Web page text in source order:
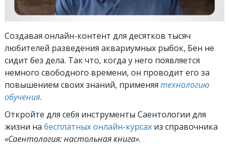
Создавая онлайн-контент для десятков тысяч
любителей разведения аквариумных рыбок, Бен не
сидит без дела. Так что, когда у него появляется
немного свободного времени, он проводит его за
повышением своих знаний, применяя технологию
обучения.
Откройте для себя инструменты Саентологии для
жизни на бесплатных онлайн-курсах из справочника
«Саентология: настольная книга».